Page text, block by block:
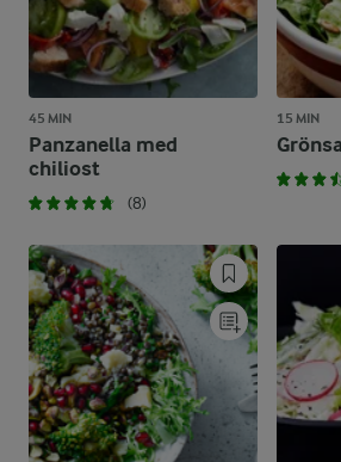
45 MIN
Panzanella med
chiliost
(8)
15 MIN